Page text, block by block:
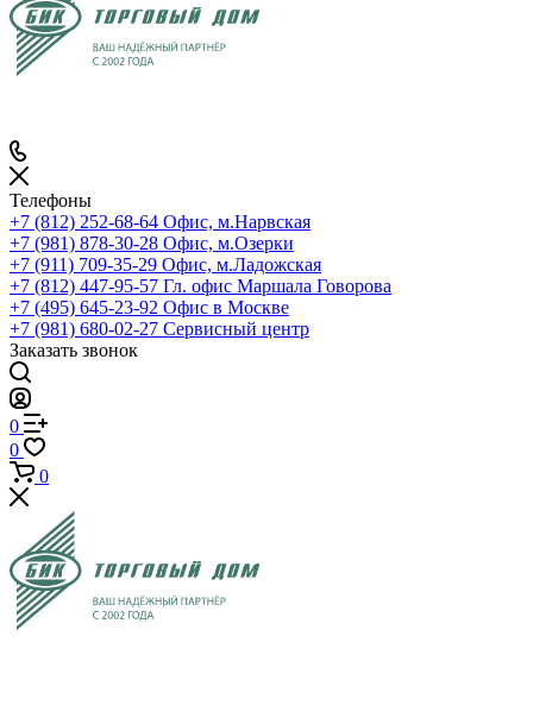
Телефоны
+7 (812) 252-68-64 Офис, м.Нарвская
+7 (981) 878-30-28 Офис, м.Озерки
+7 (911) 709-35-29 Офис, м.Ладожская
+7 (812) 447-95-57 Гл. офис Маршала Говорова
+7 (495) 645-23-92 Офис в Москве
+7 (981) 680-02-27 Сервисный центр
Заказать звонок
0
0
0